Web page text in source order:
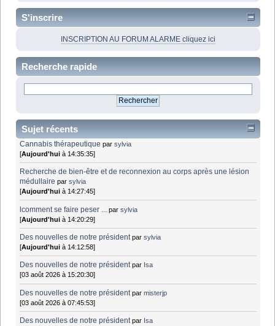
S'inscrire
INSCRIPTION AU FORUM ALARME cliquez ici
Recherche rapide
Sujet récents
Cannabis thérapeutique parsylvia
[Aujourd'hui à 14:35:35]
Recherche de bien-être et de reconnexion au corps après une lésion
médullaire parsylvia
[Aujourd'hui à 14:27:45]
lcomment se faire peser ... parsylvia
[Aujourd'hui à 14:20:29]
Des nouvelles de notre président parsylvia
[Aujourd'hui à 14:12:58]
Des nouvelles de notre président par Isa
[03 août 2026 à 15:20:30]
Des nouvelles de notre président parmisterjp
[03 août 2026 à 07:45:53]
Des nouvelles de notre président par Isa